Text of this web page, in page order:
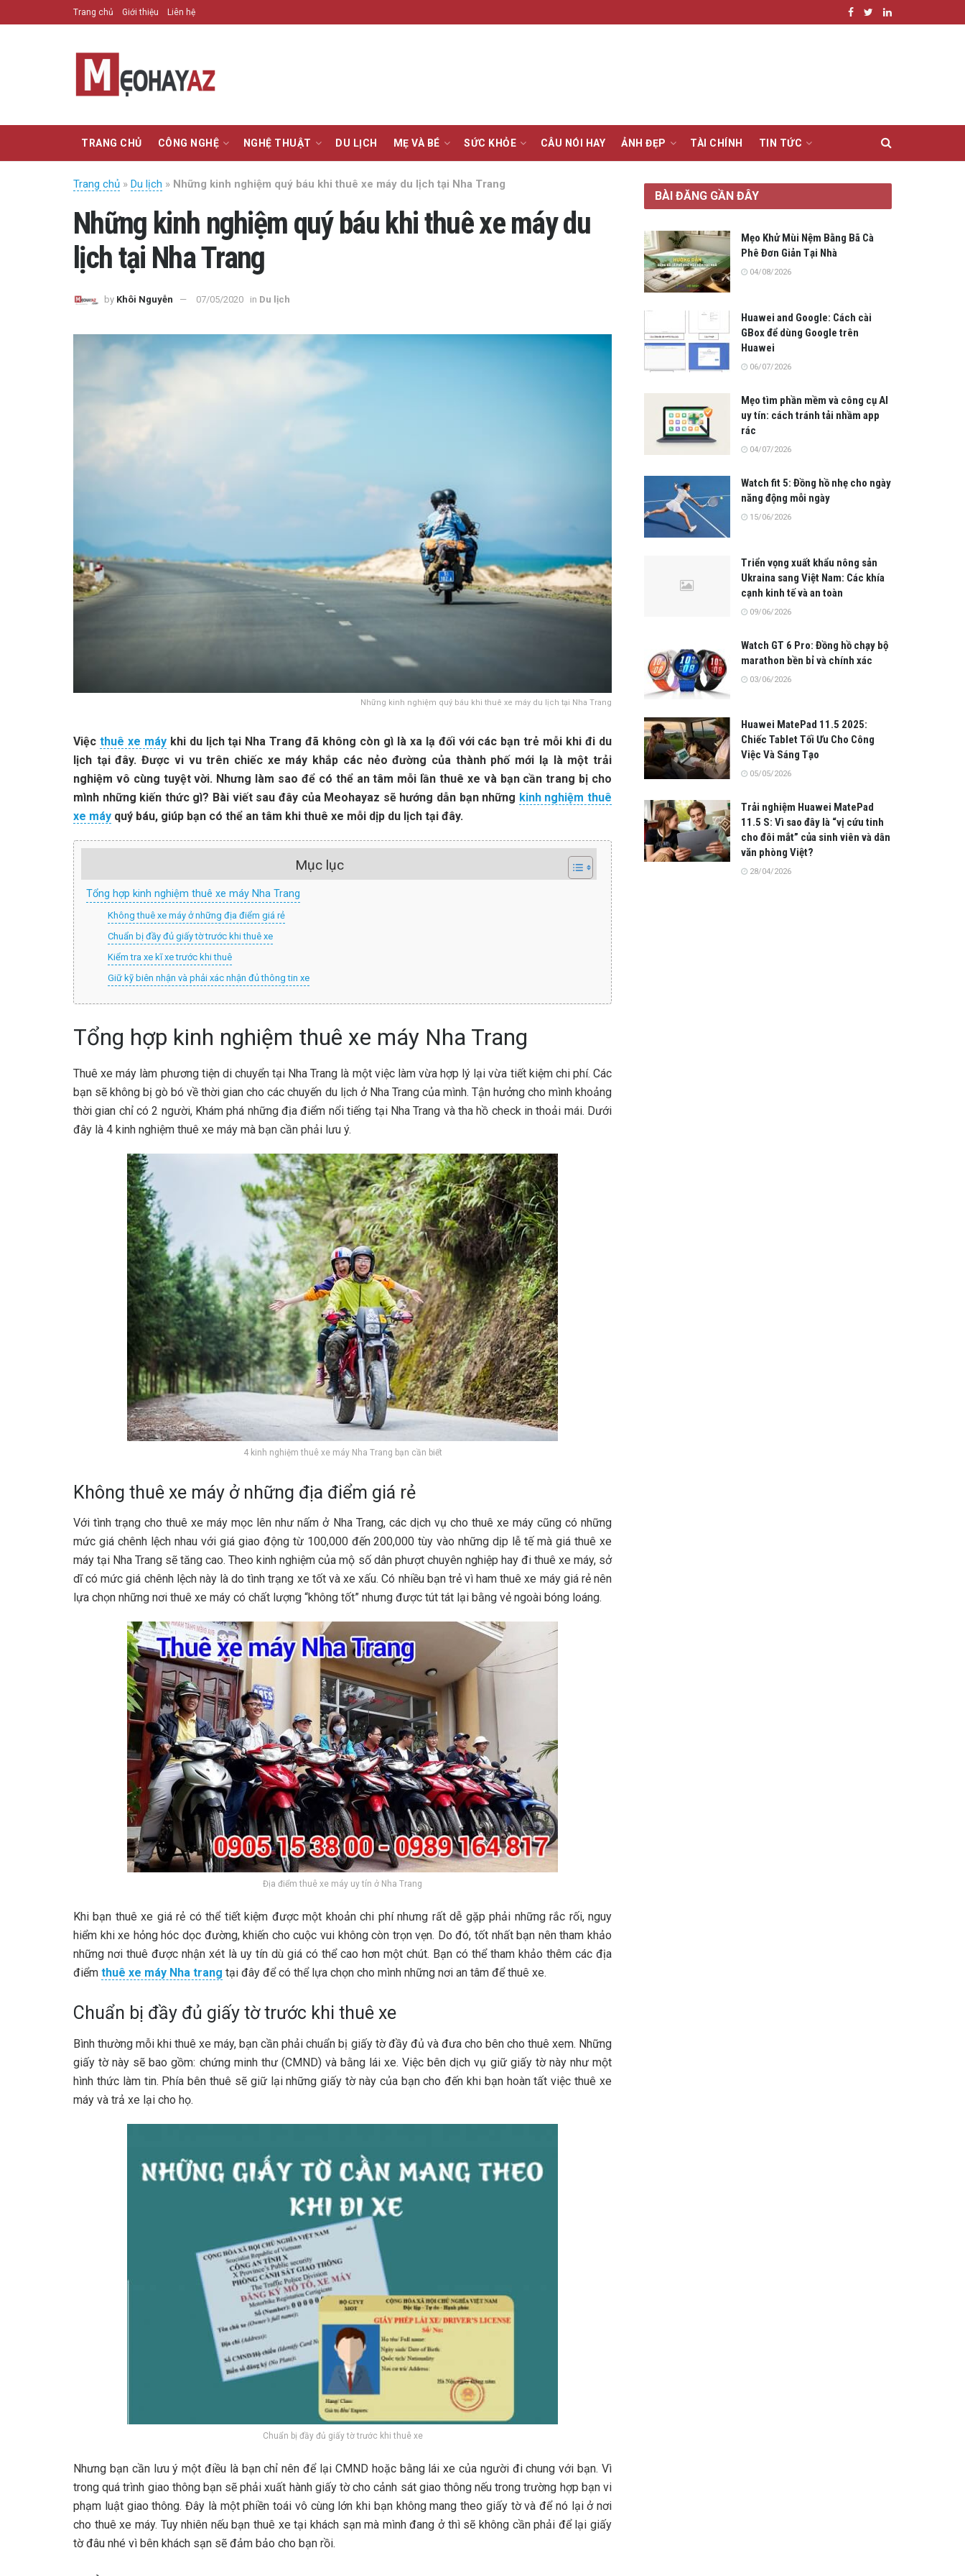
Trang chủ Giới thiệu Liên hệ
TRANG CHỦ CÔNG NGHỆ NGHỆ THUẬT DU LỊCH MẸ VÀ BÉ SỨC KHỎE CÂU NÓI HAY ẢNH ĐẸP TÀI CHÍNH TIN TỨC
Trang chủ » Du lịch » Những kinh nghiệm quý báu khi thuê xe máy du lịch tại Nha Trang
Những kinh nghiệm quý báu khi thuê xe máy du
lịch tại Nha Trang
by Khôi Nguyễn 07/05/2020 in Du lịch
Những kinh nghiệm quý báu khi thuê xe máy du lịch tại Nha Trang
Việc thuê xe máykhi du lịch tại Nha Trang đã không còn gì là xa lạ đối với các bạn trẻ mỗi khi đi du
lịch tại đây. Được vi vu trên chiếc xe máy khắp các nẻo đường của thành phố mới lạ là một trải
nghiệm vô cùng tuyệt vời. Nhưng làm sao để có thể an tâm mỗi lần thuê xe và bạn cần trang bị cho
mình những kiến thức gì? Bài viết sau đây của Meohayaz sẽ hướng dẫn bạn những kinh nghiệm thuê
xe máy quý báu, giúp bạn có thể an tâm khi thuê xe mỗi dịp du lịch tại đây.
Mục lục
Tổng hợp kinh nghiệm thuê xe máy Nha Trang
Không thuê xe máy ở những địa điểm giá rẻ
Chuẩn bị đầy đủ giấy tờ trước khi thuê xe
Kiểm tra xe kĩ xe trước khi thuê
Giữ kỹ biên nhận và phải xác nhận đủ thông tin xe
Tổng hợp kinh nghiệm thuê xe máy Nha Trang
Thuê xe máy làm phương tiện di chuyển tại Nha Trang là một việc làm vừa hợp lý lại vừa tiết kiệm chi phí. Các
bạn sẽ không bị gò bó về thời gian cho các chuyến du lịch ở Nha Trang của mình. Tận hưởng cho mình khoảng
thời gian chỉ có 2 người, Khám phá những địa điểm nổi tiếng tại Nha Trang và tha hồ check in thoải mái. Dưới
đây là 4 kinh nghiệm thuê xe máy mà bạn cần phải lưu ý.
4 kinh nghiệm thuê xe máy Nha Trang bạn cần biết
Không thuê xe máy ở những địa điểm giá rẻ
Với tình trạng cho thuê xe máy mọc lên như nấm ở Nha Trang, các dịch vụ cho thuê xe máy cũng có những
mức giá chênh lệch nhau với giá giao động từ 100,000 đến 200,000 tùy vào những dịp lễ tế mà giá thuê xe
máy tại Nha Trang sẽ tăng cao. Theo kinh nghiệm của mộ số dân phượt chuyên nghiệp hay đi thuê xe máy, sở
dĩ có mức giá chênh lệch này là do tình trạng xe tốt và xe xấu. Có nhiều bạn trẻ vì ham thuê xe máy giá rẻ nên
lựa chọn những nơi thuê xe máy có chất lượng “không tốt” nhưng được tút tát lại bằng vẻ ngoài bóng loáng.
Địa điểm thuê xe máy uy tín ở Nha Trang
Khi bạn thuê xe giá rẻ có thể tiết kiệm được một khoản chi phí nhưng rất dễ gặp phải những rắc rối, nguy
hiểm khi xe hỏng hóc dọc đường, khiến cho cuộc vui không còn trọn vẹn. Do đó, tốt nhất bạn nên tham khảo
những nơi thuê được nhận xét là uy tín dù giá có thể cao hơn một chút. Bạn có thể tham khảo thêm các địa
điểm thuê xe máy Nha trang tại đây để có thể lựa chọn cho mình những nơi an tâm để thuê xe.
Chuẩn bị đầy đủ giấy tờ trước khi thuê xe
Bình thường mỗi khi thuê xe máy, bạn cần phải chuẩn bị giấy tờ đầy đủ và đưa cho bên cho thuê xem. Những
giấy tờ này sẽ bao gồm: chứng minh thư (CMND) và bằng lái xe. Việc bên dịch vụ giữ giấy tờ này như một
hình thức làm tin. Phía bên thuê sẽ giữ lại những giấy tờ này của bạn cho đến khi bạn hoàn tất việc thuê xe
máy và trả xe lại cho họ.
Chuẩn bị đầy đủ giấy tờ trước khi thuê xe
Nhưng bạn cần lưu ý một điều là bạn chỉ nên để lại CMND hoặc bằng lái xe của người đi chung với bạn. Vì
trong quá trình giao thông bạn sẽ phải xuất hành giấy tờ cho cảnh sát giao thông nếu trong trường hợp bạn vi
phạm luật giao thông. Đây là một phiền toái vô cùng lớn khi bạn không mang theo giấy tờ và để nó lại ở nơi
cho thuê xe máy. Tuy nhiên nếu bạn thuê xe tại khách sạn mà mình đang ở thì sẽ không cần phải để lại giấy
tờ đâu nhé vì bên khách sạn sẽ đảm bảo cho bạn rồi.
BÀI ĐĂNG GẦN ĐÂY
Mẹo Khử Mùi Nệm Bằng Bã Cà
Phê Đơn Giản Tại Nhà
04/08/2026
Huawei and Google: Cách cài
GBox để dùng Google trên
Huawei
06/07/2026
Mẹo tìm phần mềm và công cụ AI
uy tín: cách tránh tải nhầm app
rác
04/07/2026
Watch fit 5: Đồng hồ nhẹ cho ngày
năng động mỗi ngày
15/06/2026
Triển vọng xuất khẩu nông sản
Ukraina sang Việt Nam: Các khía
cạnh kinh tế và an toàn
09/06/2026
Watch GT 6 Pro: Đồng hồ chạy bộ
marathon bền bỉ và chính xác
03/06/2026
Huawei MatePad 11.5 2025:
Chiếc Tablet Tối Ưu Cho Công
Việc Và Sáng Tạo
05/05/2026
Trải nghiệm Huawei MatePad
11.5 S: Vì sao đây là “vị cứu tinh
cho đôi mắt” của sinh viên và dân
văn phòng Việt?
28/04/2026